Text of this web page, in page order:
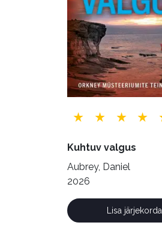
Kuhtuv valgus
Aubrey, Daniel
2026
Lisa järjekorda